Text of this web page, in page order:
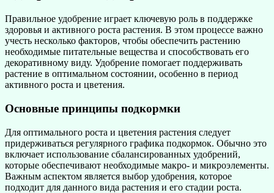
Правильное удобрение играет ключевую роль в поддержке
здоровья и активного роста растения. В этом процессе важно
учесть несколько факторов, чтобы обеспечить растению
необходимые питательные вещества и способствовать его
декоративному виду. Удобрение помогает поддерживать
растение в оптимальном состоянии, особенно в период
активного роста и цветения.
Основные принципы подкормки
Для оптимального роста и цветения растения следует
придерживаться регулярного графика подкормок. Обычно это
включает использование сбалансированных удобрений,
которые обеспечивают необходимые макро- и микроэлементы.
Важным аспектом является выбор удобрения, которое
подходит для данного вида растения и его стадии роста.